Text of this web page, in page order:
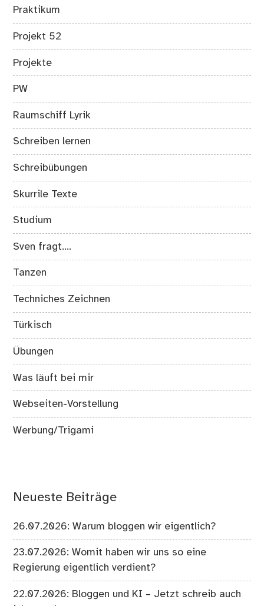
Praktikum
Projekt 52
Projekte
PW
Raumschiff Lyrik
Schreiben lernen
Schreibübungen
Skurrile Texte
Studium
Sven fragt….
Tanzen
Techniches Zeichnen
Türkisch
Übungen
Was läuft bei mir
Webseiten-Vorstellung
Werbung/Trigami
Neueste Beiträge
26.07.2026: Warum bloggen wir eigentlich?
23.07.2026: Womit haben wir uns so eine
Regierung eigentlich verdient?
22.07.2026: Bloggen und KI – Jetzt schreib auch